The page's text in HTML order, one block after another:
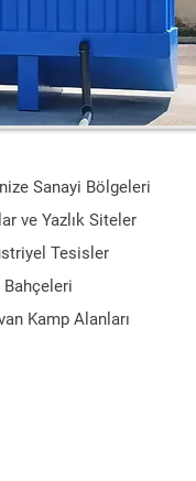
Sanayi Bölgeleri
ve Yazlık Siteler
Tesisler
Kamp Alanları